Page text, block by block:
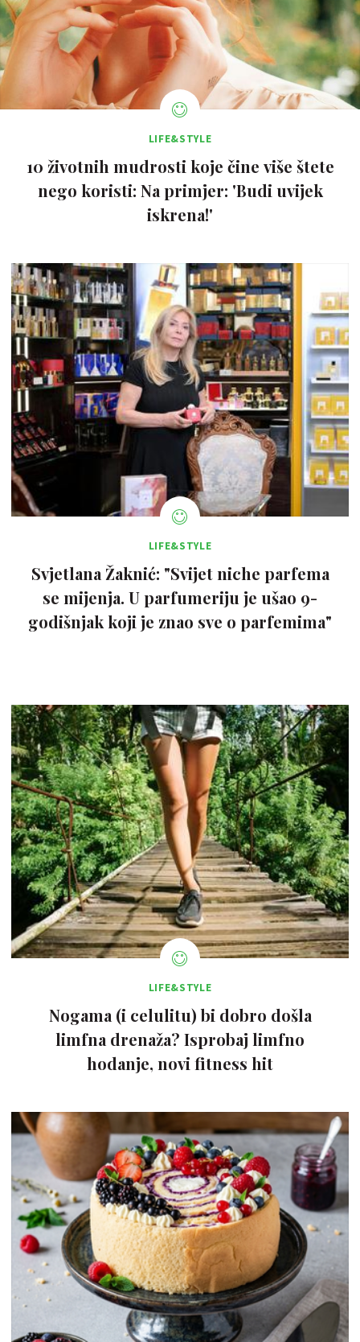
LIFE&STYLE
10 životnih mudrosti koje čine više štete
nego koristi: Na primjer: 'Budi uvijek
iskrena!'
LIFE&STYLE
Svjetlana Žaknić: "Svijet niche parfema
se mijenja. U parfumeriju je ušao 9-
godišnjak koji je znao sve o parfemima"
LIFE&STYLE
Nogama (i celulitu) bi dobro došla
limfna drenaža? Isprobaj limfno
hodanje, novi fitness hit